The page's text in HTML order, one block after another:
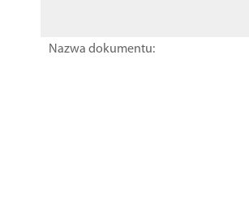
Nazwa dokumentu: